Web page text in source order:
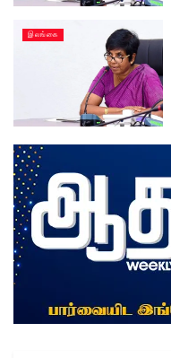
இலங்கை